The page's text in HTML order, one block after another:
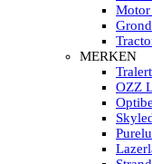
Led
Led
Led
Led
LED
Led
LED
Led
MERKEN
Tralert
OZZ